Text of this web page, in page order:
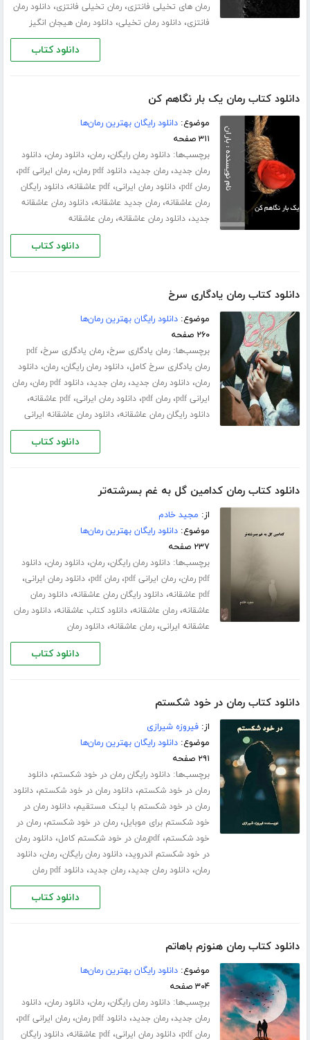
رمان های تخیلی فانتزی،رمان تخیلی فانتزی،دانلود رمان
فانتزی،دانلود رمان تخیلی،دانلود رمان هیجان انگیز
دانلود کتاب
دانلود کتاب رمان یک بار نگاهم کن
موضوع:دانلود رایگان بهترین رمان‌ها
۳۱۱ صفحه
برچسب‌ها:دانلود رمان رایگان،رمان،دانلود رمان،دانلود
رمان جدید،رمان جدید،دانلود pdf رمان ،رمان ایرانی pdf ،
رمان pdf ،دانلود رمان ایرانی،pdf عاشقانه ،دانلود رایگان
رمان عاشقانه،رمان جدید عاشقانه،دانلود رمان عاشقانه
جدید،دانلود رمان عاشقانه،رمان عاشقانه
دانلود کتاب
دانلود کتاب رمان یادگاری سرخ
موضوع:دانلود رایگان بهترین رمان‌ها
۲۶۰ صفحه
برچسب‌ها:رمان یادگاری سرخ،رمان یادگاری سرخ،pdf
رمان یادگاری سرخ کامل،دانلود رمان رایگان،رمان،دانلود
رمان،دانلود رمان جدید،رمان جدید،دانلود pdf رمان ،رمان
ایرانی pdf
،رمان pdf ،دانلود رمان ایرانی،pdf عاشقانه ،
دانلود رایگان رمان عاشقانه،دانلود رمان عاشقانه ایرانی
دانلود کتاب
دانلود کتاب رمان کدامین گل به غم بسرشته‌تر
از: مجید خادم
موضوع:دانلود رایگان بهترین رمان‌ها
۲۳۷ صفحه
برچسب‌ها:دانلود رمان رایگان،رمان،دانلود رمان،دانلود
pdf رمان
،رمان ایرانی pdf ،رمان pdf ،دانلود رمان ایرانی،
pdf عاشقانه ،دانلود رایگان رمان عاشقانه،دانلود رمان
عاشقانه،رمان عاشقانه،دانلود کتاب عاشقانه،دانلود رمان
عاشقانه ایرانی،رمان عاشقانه،دانلود رمان
دانلود کتاب
دانلود کتاب رمان در خود شکستم
از:فیروزه شیرازی
موضوع:دانلود رایگان بهترین رمان‌ها
۲۹۱ صفحه
برچسب‌ها:دانلود رایگان رمان در خود شکستم،دانلود
رمان در خود شکستم،دانلود رمان در خود شکستم،دانلود
رمان در خود شکستم با لینک مستقیم،دانلود رمان در
خود شکستم برای موبایل،رمان در خود شکستم،رمان در
خود شکستم،pdfرمان در خود شکستم کامل ،دانلود رمان
در خود شکستم اندروید،دانلود رمان رایگان،رمان،دانلود
رمان،دانلود رمان جدید،رمان جدید،دانلود pdf رمان
دانلود کتاب
دانلود کتاب رمان هنوزم باهاتم
موضوع:دانلود رایگان بهترین رمان‌ها
۳۰۴ صفحه
برچسب‌ها:دانلود رمان رایگان،رمان،دانلود رمان،دانلود
رمان جدید،رمان جدید،دانلود pdf رمان ،رمان ایرانی pdf ،
رمان pdf ،دانلود رمان ایرانی،pdf عاشقانه ،دانلود رایگان